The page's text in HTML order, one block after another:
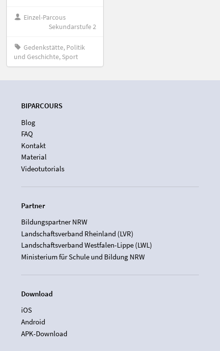
Einzel-Parcous
Sekundarstufe 2
Gedenkstätte, Politik
und Geschichte, Sport
BIPARCOURS
Blog
FAQ
Kontakt
Material
Videotutorials
Partner
Bildungspartner NRW
Landschaftsverband Rheinland (LVR)
Landschaftsverband Westfalen-Lippe (LWL)
Ministerium für Schule und Bildung NRW
Download
iOS
Android
APK-Download